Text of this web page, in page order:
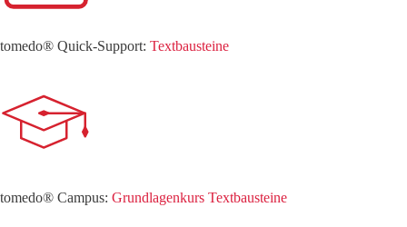
tomedo® Quick-Support: Textbausteine
tomedo® Campus: Grundlagenkurs Textbausteine